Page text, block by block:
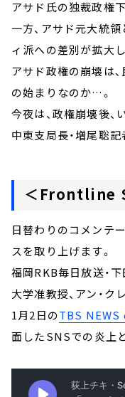
アサド氏の独裁政権
一方、アサド元大統
ィ派への差別が拡大
アサド政権の崩壊は
の始まりなのか…。
今夜は、政権崩壊後
中東支局長・増尾聡
＜Frontline
日替わりのコメンテ
スを取り上げます。
福岡RKB毎日放送・
大学准教授、アン・ク
1月2日のTBS NEWS
面したSNSでの炎上